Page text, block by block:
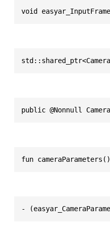
void
public @Nonnull
fun
-